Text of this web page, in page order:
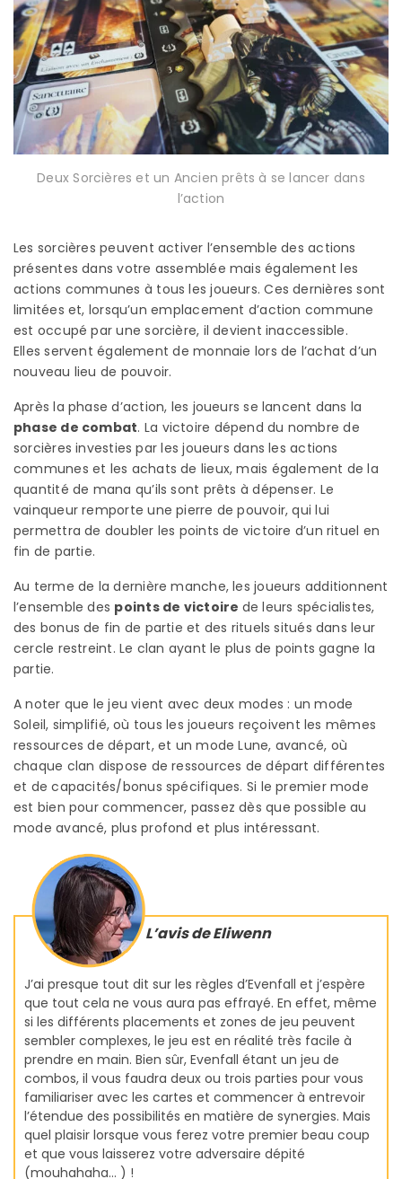
Deux Sorcières et un Ancien prêts à se lancer dans
l’action
Les sorcières peuvent activer l’ensemble des actions
présentes dans votre assemblée mais également les
actions communes à tous les joueurs. Ces dernières sont
limitées et, lorsqu’un emplacement d’action commune
est occupé par une sorcière, il devient inaccessible.
Elles servent également de monnaie lors de l’achat d’un
nouveau lieu de pouvoir.
Après la phase d’action, les joueurs se lancent dans la
phase de combat. La victoire dépend du nombre de
sorcières investies par les joueurs dans les actions
communes et les achats de lieux, mais également de la
quantité de mana qu’ils sont prêts à dépenser. Le
vainqueur remporte une pierre de pouvoir, qui lui
permettra de doubler les points de victoire d’un rituel en
fin de partie.
Au terme de la dernière manche, les joueurs additionnent
l’ensemble des points de victoire de leurs spécialistes,
des bonus de fin de partie et des rituels situés dans leur
cercle restreint. Le clan ayant le plus de points gagne la
partie.
A noter que le jeu vient avec deux modes : un mode
Soleil, simplifié, où tous les joueurs reçoivent les mêmes
ressources de départ, et un mode Lune, avancé, où
chaque clan dispose de ressources de départ différentes
et de capacités/bonus spécifiques. Si le premier mode
est bien pour commencer, passez dès que possible au
mode avancé, plus profond et plus intéressant.
L’avis de Eliwenn
J’ai presque tout dit sur les règles d’Evenfall et j’espère
que tout cela ne vous aura pas effrayé. En effet, même
si les différents placements et zones de jeu peuvent
sembler complexes, le jeu est en réalité très facile à
prendre en main. Bien sûr, Evenfall étant un jeu de
combos, il vous faudra deux ou trois parties pour vous
familiariser avec les cartes et commencer à entrevoir
l’étendue des possibilités en matière de synergies. Mais
quel plaisir lorsque vous ferez votre premier beau coup
et que vous laisserez votre adversaire dépité
(mouhahaha… ) !